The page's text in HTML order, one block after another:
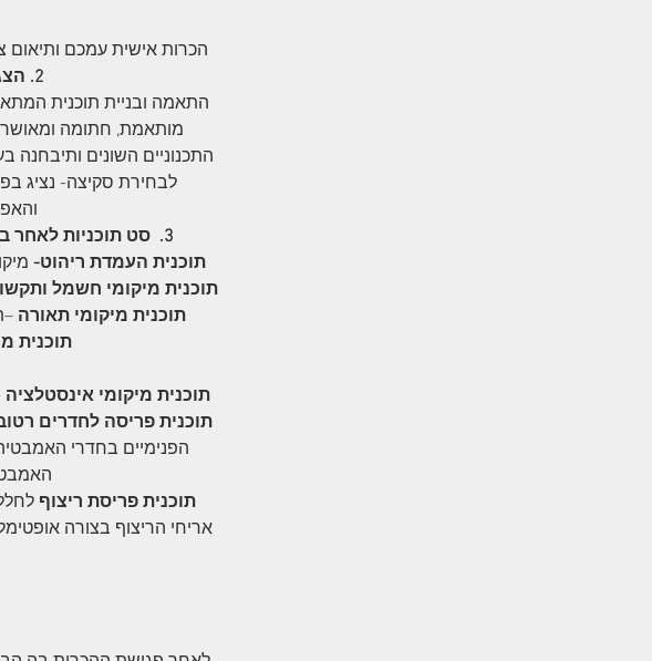
הכרות אישית עמכם ותיאום
2. הצגת אופציות תכנוניות/ סקיצות
התאמה ובניית תוכנית
מותאמת, חתומה
התכנוניים השונים
לבחירת סקיצה- נציג
3. סט תוכניות לאחר בחירת הסקיצה נכין סט תוכניות עבודה לביצוע: ​​​​​​
תוכנית העמדת ריהוט-
תוכנית מיקומי חשמל
תוכנית מיקומי תאורה
תוכנית
תוכנית מיקומי אינסטלציה
תוכנית פריסה לחדרים
הפנימיים בחדרי
תוכנית פריסת ריצוף
אריחי הריצוף בצורה